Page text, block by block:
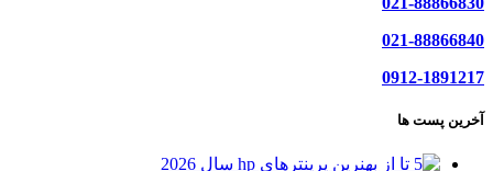
021-88866840
0912-1891217
آخرین پست ها